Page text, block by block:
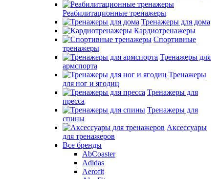
Реабилитационные тренажеры
Тренажеры для дома
Кардиотренажеры
Спортивные
тренажеры
Тренажеры для
армспорта
Тренажеры
для ног и ягодиц
Тренажеры для
пресса
Тренажеры для
спины
Аксессуары
для тренажеров
Все бренды
AbCoaster
Adidas
Aerofit